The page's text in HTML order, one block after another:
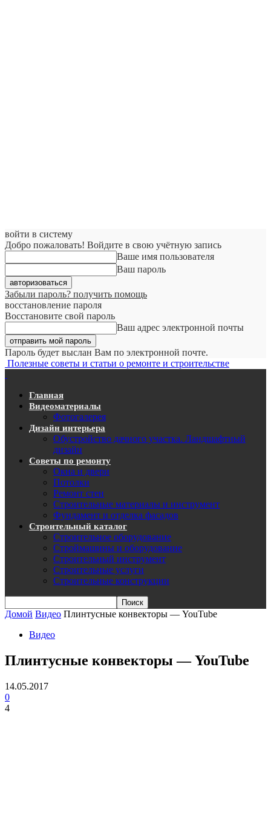
войти в систему
Добро пожаловать! Войдите в свою учётную запись
Ваше имя пользователя
Ваш пароль
Забыли пароль? получить помощь
восстановление пароля
Восстановите свой пароль
Ваш адрес электронной почты
Пароль будет выслан Вам по электронной почте.
Полезные советы и статьи о ремонте и строительстве
Главная
Видеоматериалы
Фотогалерея
Дизайн интерьера
Обустройство дачного участка. Ландшафтный
дизайн
Советы по ремонту
Окна и двери
Потолки
Ремонт стен
Строительные материалы и инструмент
Фундамент и отделка фасадов
Строительный каталог
Строительное оборудование
Строймашины и оборудование
Строительный инструмент
Строительные услуги
Строительные конструкции
Домой Видео Плинтусные конвекторы — YouTube
Видео
Плинтусные конвекторы — YouTube
14.05.2017
0
4